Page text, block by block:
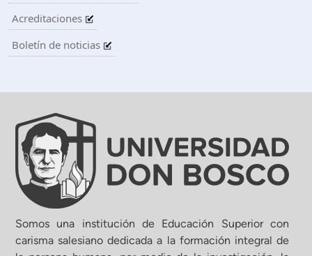
Acreditaciones
Boletín de noticias
Somos una institución de Educación Superior con
carisma salesiano dedicada a la formación integral de